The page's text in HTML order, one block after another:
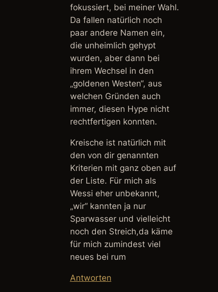
fokussiert, bei meiner Wahl.
Da fallen natürlich noch
paar andere Namen ein,
die unheimlich gehypt
wurden, aber dann bei
ihrem Wechsel in den
„goldenen Westen“, aus
welchen Gründen auch
immer, diesen Hype nicht
rechtfertigen konnten.
Kreische ist natürlich mit
den von dir genannten
Kriterien mit ganz oben auf
der Liste. Für mich als
Wessi eher unbekannt,
„wir“ kannten ja nur
Sparwasser und vielleicht
noch den Streich,da käme
für mich zumindest viel
neues bei rum
Antworten